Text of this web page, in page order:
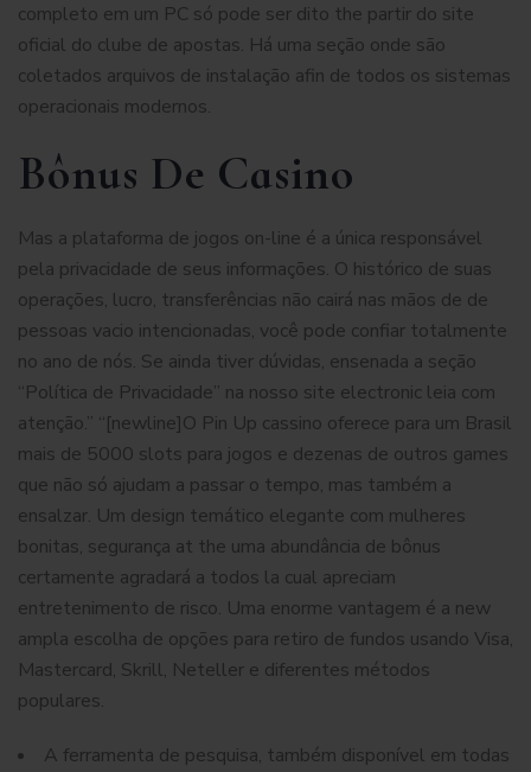
completo em um PC só pode ser dito the partir do site
oficial do clube de apostas. Há uma seção onde são
coletados arquivos de instalação afin de todos os sistemas
operacionais modernos.
Bônus De Casino
Mas a plataforma de jogos on-line é a única responsável
pela privacidade de seus informações. O histórico de suas
operações, lucro, transferências não cairá nas mãos de de
pessoas vacio intencionadas, você pode confiar totalmente
no ano de nós. Se ainda tiver dúvidas, ensenada a seção
“Política de Privacidade” na nosso site electronic leia com
atenção.” “[newline]O Pin Up cassino oferece para um Brasil
mais de 5000 slots para jogos e dezenas de outros games
que não só ajudam a passar o tempo, mas também a
ensalzar. Um design temático elegante com mulheres
bonitas, segurança at the uma abundância de bônus
certamente agradará a todos la cual apreciam
entretenimento de risco. Uma enorme vantagem é a new
ampla escolha de opções para retiro de fundos usando Visa,
Mastercard, Skrill, Neteller e diferentes métodos
populares.
A ferramenta de pesquisa, também disponível em todas